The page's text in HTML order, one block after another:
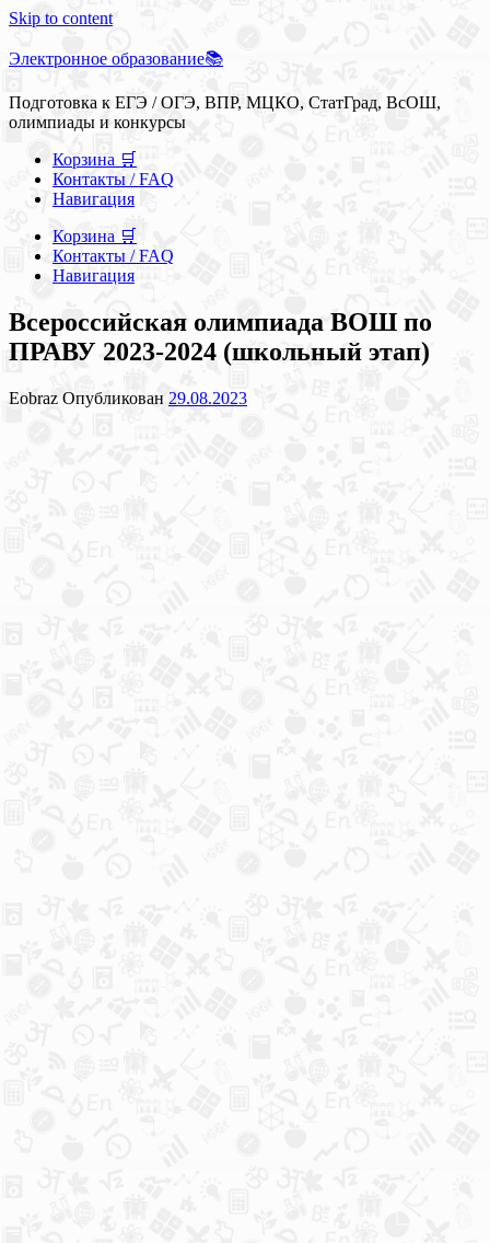
Skip to content
Электронное образование📚
Подготовка к ЕГЭ / ОГЭ, ВПР, МЦКО, СтатГрад, ВсОШ,
олимпиады и конкурсы
Корзина 🛒
Контакты / FAQ
Навигация
Корзина 🛒
Контакты / FAQ
Навигация
Всероссийская олимпиада ВОШ по
ПРАВУ 2023-2024 (школьный этап)
Eobraz Опубликован 29.08.2023